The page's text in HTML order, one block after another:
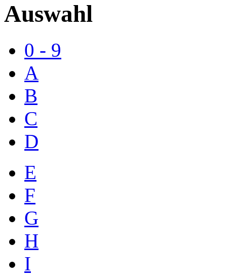
Auswahl
0 - 9
A
B
C
D
E
F
G
H
I